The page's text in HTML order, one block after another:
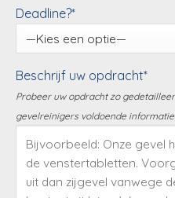
Deadline?*
Beschrijf uw opdracht*
Probeer uw opdracht zo
gevelreinigers voldoende